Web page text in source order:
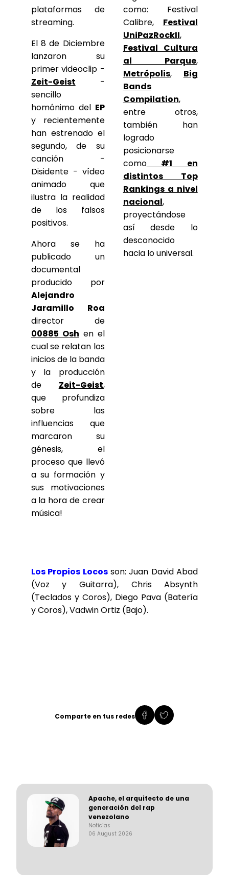
Apache, el arquitecto de una
generación del rap
venezolano
Noticias
06 August 2026
Comparte en tus redes
plataformas de
streaming.
El 8 de Diciembre
lanzaron su
primer videoclip -
Zeit-Geist -
sencillo
homónimo del EP
y recientemente
han estrenado el
segundo, de su
canción -
Disidente - vídeo
animado que
ilustra la realidad
de los falsos
positivos.
Ahora se ha
publicado un
documental
producido por
Alejandro
Jaramillo Roa
director de
00885 Osh en el
cual se relatan los
inicios de la banda
y la producción
de Zeit-Geist,
que profundiza
sobre las
influencias que
marcaron su
génesis, el
proceso que llevó
a su formación y
sus motivaciones
a la hora de crear
música!
como: Festival
Calibre, Festival
UniPazRockII,
Festival Cultura
al Parque,
Metrópolis, Big
Bands
Compilation,
entre otros,
también han
logrado
posicionarse
como#1 en
distintos Top
Rankings a nivel
nacional,
proyectándose
así desde lo
desconocido
hacia lo universal.
Los Propios Locos son: Juan David Abad
(Voz y Guitarra), Chris Absynth
(Teclados y Coros), Diego Pava (Batería
y Coros), Vadwin Ortiz (Bajo).